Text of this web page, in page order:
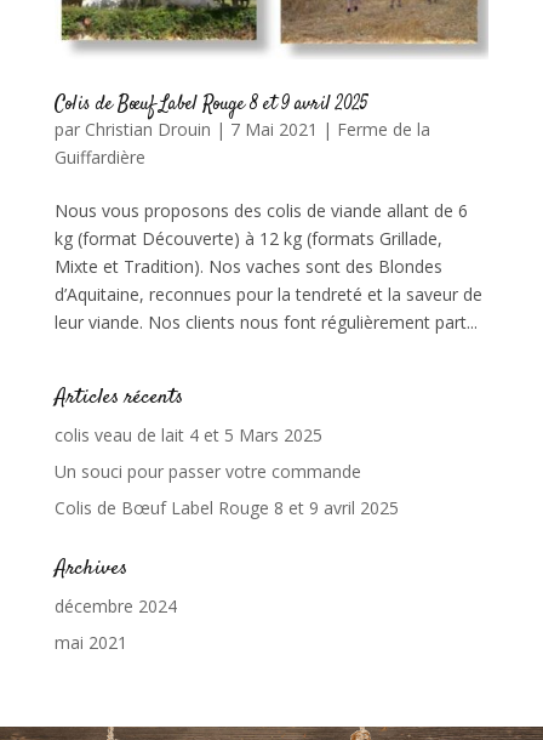
Colis de Bœuf Label Rouge 8 et 9 avril 2025
par Christian Drouin | 7 Mai 2021 | Ferme de la
Guiffardière
Nous vous proposons des colis de viande allant de 6
kg (format Découverte) à 12 kg (formats Grillade,
Mixte et Tradition). Nos vaches sont des Blondes
d’Aquitaine, reconnues pour la tendreté et la saveur de
leur viande. Nos clients nous font régulièrement part...
Articles récents
colis veau de lait 4 et 5 Mars 2025
Un souci pour passer votre commande
Colis de Bœuf Label Rouge 8 et 9 avril 2025
Archives
décembre 2024
mai 2021